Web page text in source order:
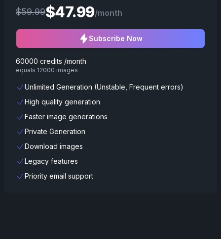
$59.99$47.99/month
Subscribe Now
60000 credits /month
equals 12000 images
Unlimited Generation (Unstable, Frequent errors)
High quality generation
Faster image generations
Private Generation
Download images
Legacy features
Priority email support